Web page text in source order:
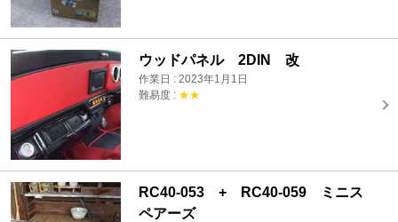
ウッドパネル 2DIN 改
作業日 : 2023年1月1日
難易度 : ★★
RC40-053 + RC40-059 ミニス
ペアーズ